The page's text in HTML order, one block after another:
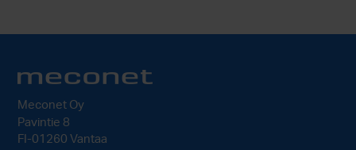
Meconet Oy
Pavintie 8
FI-01260 Vantaa